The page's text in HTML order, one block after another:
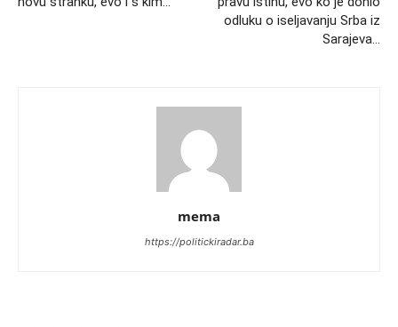
odluku o iseljavanju Srba iz
Sarajeva…
mema
https://politickiradar.ba